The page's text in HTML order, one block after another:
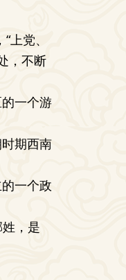
党、
，不断
一个游
期西南
一个政
，是